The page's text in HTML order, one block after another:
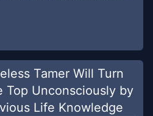
Tamer Will Turn
Top Unconsciously by
Life Knowledge